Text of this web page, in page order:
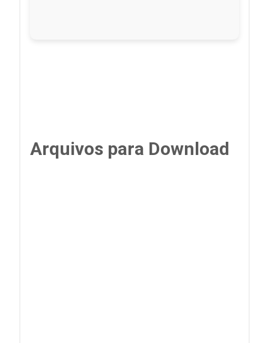
Arquivos para Download